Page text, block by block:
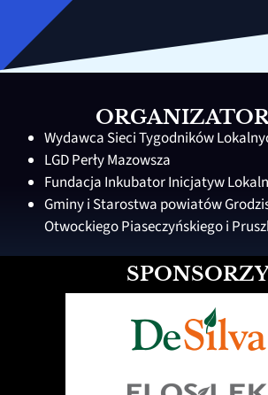
Wydawca Sieci Tygodników
LGD Perły Mazowsza
Fundacja Inkubator Inicjatyw
Gminy i Starostwa powiatów
Otwockiego Piaseczyńskiego i